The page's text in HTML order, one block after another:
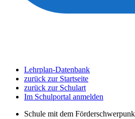
Lehrplan-Datenbank
zurück zur Startseite
zurück zur Schulart
Im Schulportal anmelden
Schule mit dem